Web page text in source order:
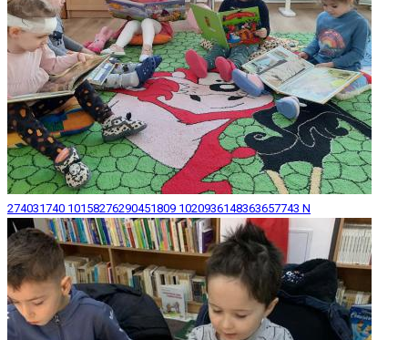
274031740 10158276290451809 1020936148363657743 N